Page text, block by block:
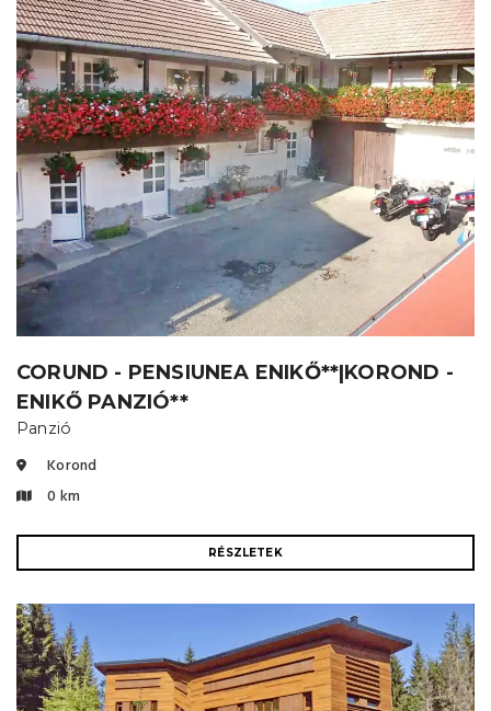
CORUND - PENSIUNEA ENIKŐ**|KOROND -
ENIKŐ PANZIÓ**
Panzió
Korond
0 km
RÉSZLETEK